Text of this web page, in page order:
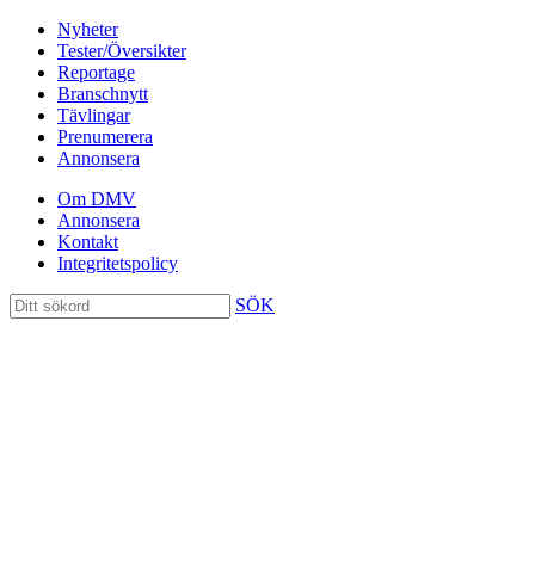
Nyheter
Tester/Översikter
Reportage
Branschnytt
Tävlingar
Prenumerera
Annonsera
Om DMV
Annonsera
Kontakt
Integritetspolicy
SÖK